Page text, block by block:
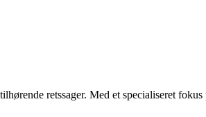
retssager. Med et specialiseret